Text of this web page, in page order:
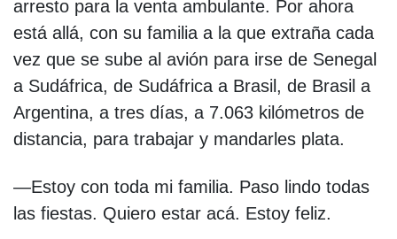
arresto para la venta ambulante. Por ahora
está allá, con su familia a la que extraña cada
vez que se sube al avión para irse de Senegal
a Sudáfrica, de Sudáfrica a Brasil, de Brasil a
Argentina, a tres días, a 7.063 kilómetros de
distancia, para trabajar y mandarles plata.
—Estoy con toda mi familia. Paso lindo todas
las fiestas. Quiero estar acá. Estoy feliz.